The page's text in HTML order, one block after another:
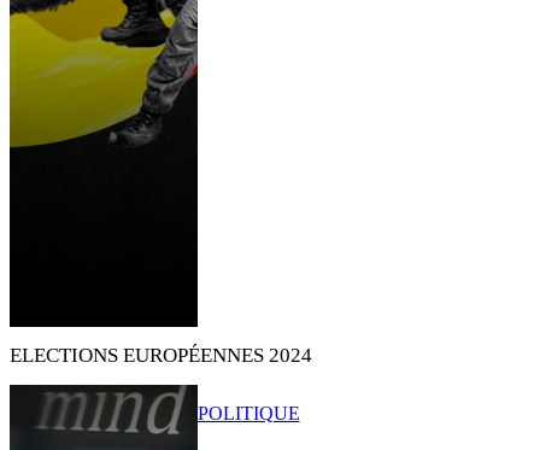
ELECTIONS EUROPÉENNES 2024
POLITIQUE